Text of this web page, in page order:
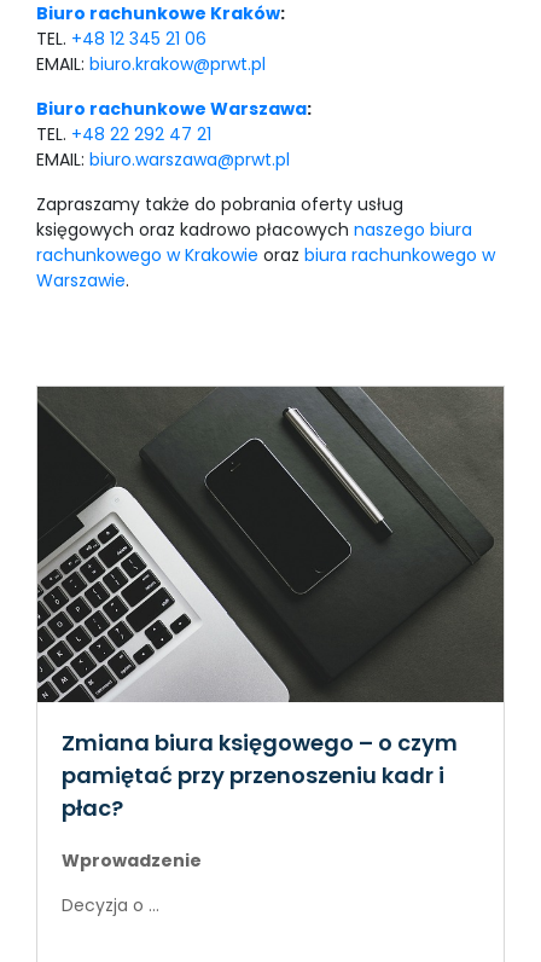
Biuro rachunkowe Kraków:
TEL. +48 12 345 21 06
EMAIL: biuro.krakow@prwt.pl
Biuro rachunkowe Warszawa:
TEL. +48 22 292 47 21
EMAIL: biuro.warszawa@prwt.pl
Zapraszamy także do pobrania oferty usług
księgowych oraz kadrowo płacowych naszego biura
rachunkowego w Krakowie oraz biura rachunkowego w
Warszawie.
Zmiana biura księgowego – o czym
pamiętać przy przenoszeniu kadr i
płac?
Wprowadzenie
Decyzja o ...